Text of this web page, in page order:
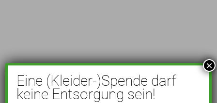
Eine (Kleider-)Spende darf
keine Entsorgung sein!
×